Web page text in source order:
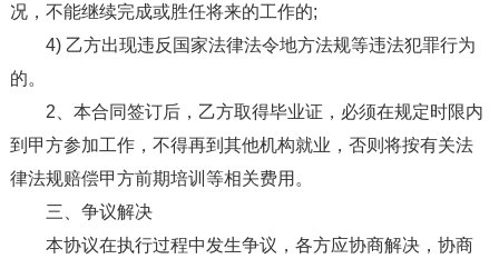
况，不能继续完成或胜任将来的工作的;
4) 乙方出现违反国家法律法令地方法规等违法犯罪行为
的。
2、本合同签订后，乙方取得毕业证，必须在规定时限内
到甲方参加工作，不得再到其他机构就业，否则将按有关法
律法规赔偿甲方前期培训等相关费用。
三、争议解决
本协议在执行过程中发生争议，各方应协商解决，协商